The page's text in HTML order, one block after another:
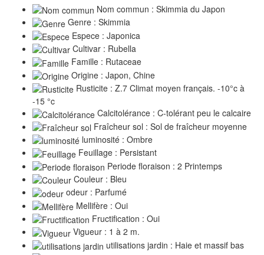
Nom commun : Skimmia du Japon
Genre : Skimmia
Espece : Japonica
Cultivar : Rubella
Famille : Rutaceae
Origine : Japon, Chine
Rusticite : Z.7 Climat moyen français. -10°c à
-15 °c
Calcitolérance : C-tolérant peu le calcaire
Fraîcheur sol : Sol de fraîcheur moyenne
luminosité : Ombre
Feuillage : Persistant
Periode floraison : 2 Printemps
Couleur : Bleu
odeur : Parfumé
Mellifère : Oui
Fructification : Oui
Vigueur : 1 à 2 m.
utilisations jardin : Haie et massif bas